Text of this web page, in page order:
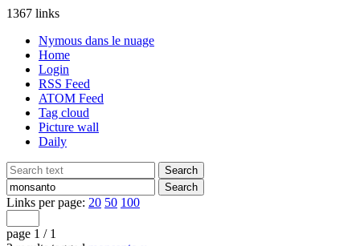
1367 links
Nymous dans le nuage
Home
Login
RSS Feed
ATOM Feed
Tag cloud
Picture wall
Daily
Links per page: 20 50 100
page 1 / 1